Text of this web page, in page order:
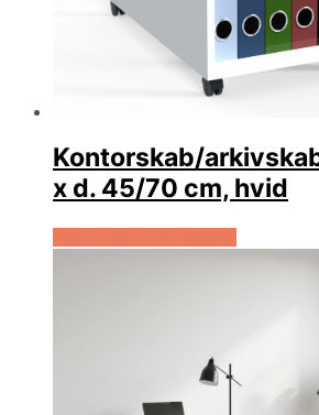
Kontorskab/
x d. 45/70 cm, hvid